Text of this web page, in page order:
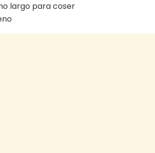
largo para coser